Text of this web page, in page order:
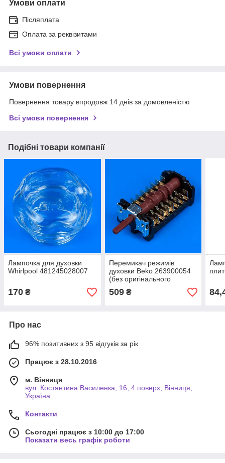
Умови оплати
Післяплата
Оплата за реквізитами
Всі умови оплати
Умови повернення
Повернення товару впродовж 14 днів за домовленістю
Всі умови повернення
Подібні товари компанії
Лампочка для духовки
Whirlpool 481245028007
170 ₴
Перемикач режимів
духовки Beko 263900054
(без оригінального
паковання)
509₴
Про нас
96% позитивних з 95 відгуків за рік
Працює з 28.10.2016
м. Вінниця
вул. Костянтина Василенка, 16, 4 поверх, Вінниця,
Україна
Контакти
Сьогодні працює з 10:00 до 17:00
Показати весь графік роботи